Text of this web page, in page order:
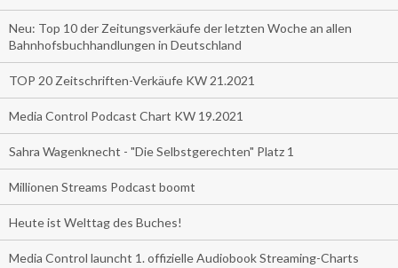
Neu: Top 10 der Zeitungsverkäufe der letzten Woche an allen
Bahnhofsbuchhandlungen in Deutschland
TOP 20 Zeitschriften-Verkäufe KW 21.2021
Media Control Podcast Chart KW 19.2021
Sahra Wagenknecht - "Die Selbstgerechten" Platz 1
Millionen Streams Podcast boomt
Heute ist Welttag des Buches!
Media Control launcht 1. offizielle Audiobook Streaming-Charts